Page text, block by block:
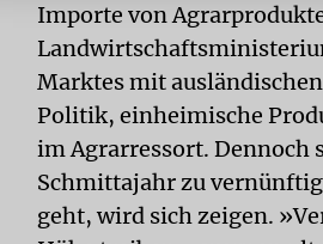
Importe von
Marktes mit
Politik, einheimische
im Agrarressort. Dennoch
Schmittajahr zu
geht, wird sich zeigen.